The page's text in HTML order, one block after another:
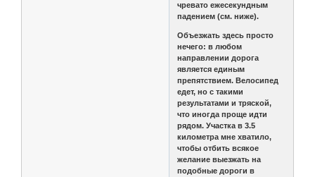
чревато ежесекундным
падением (см. ниже).
Объезжать здесь просто
нечего: в любом
направлении дорога
является единым
препятствием. Велосипед
едет, но с такими
результатами и тряской,
что иногда проще идти
рядом. Участка в 3.5
километра мне хватило,
чтобы отбить всякое
желание выезжать на
подобные дороги в